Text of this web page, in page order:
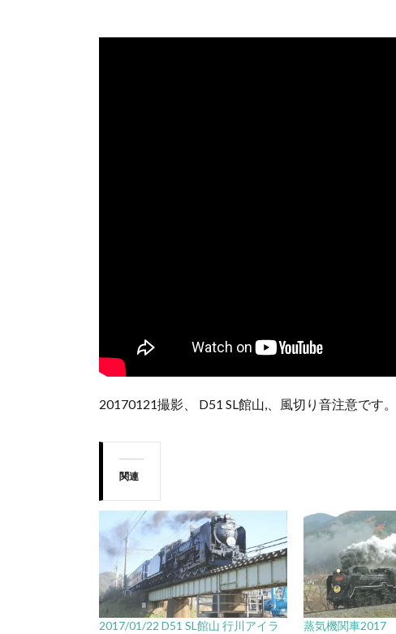
20170121撮影、 D51 SL館山,、風切り音注意です。
関連
2017/01/22 D51 SL館山 行川アイラ
蒸気機関車2017